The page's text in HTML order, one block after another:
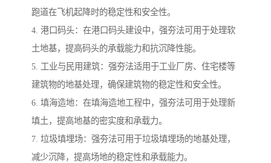
跑道在飞机起降时的稳定性和安全性。
4. 港口码头：在港口码头建设中，强夯法可用于处理软
土地基，提高码头的承载能力和抗沉降性能。
5. 工业与民用建筑：强夯法适用于工业厂房、住宅楼等
建筑物的地基处理，确保建筑物的稳定性和安全性。
6. 填海造地：在填海造地工程中，强夯法可用于处理新
填土，提高地基的密实度和承载力。
7. 垃圾填埋场：强夯法可用于垃圾填埋场的地基处理，
减少沉降，提高场地的稳定性和承载能力。